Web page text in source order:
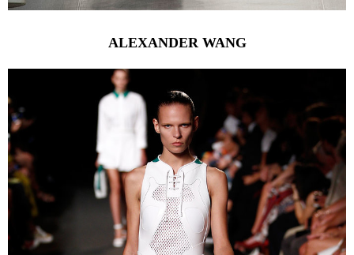
ALEXANDER WANG